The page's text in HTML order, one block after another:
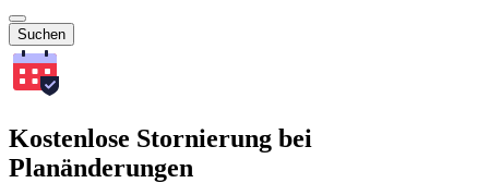
Suchen
Kostenlose Stornierung bei
Planänderungen